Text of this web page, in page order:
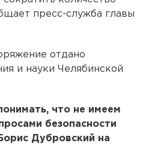
пресс-служба главы
отдано
и науки Челябинской
что не имеем
безопасности
Дубровский на